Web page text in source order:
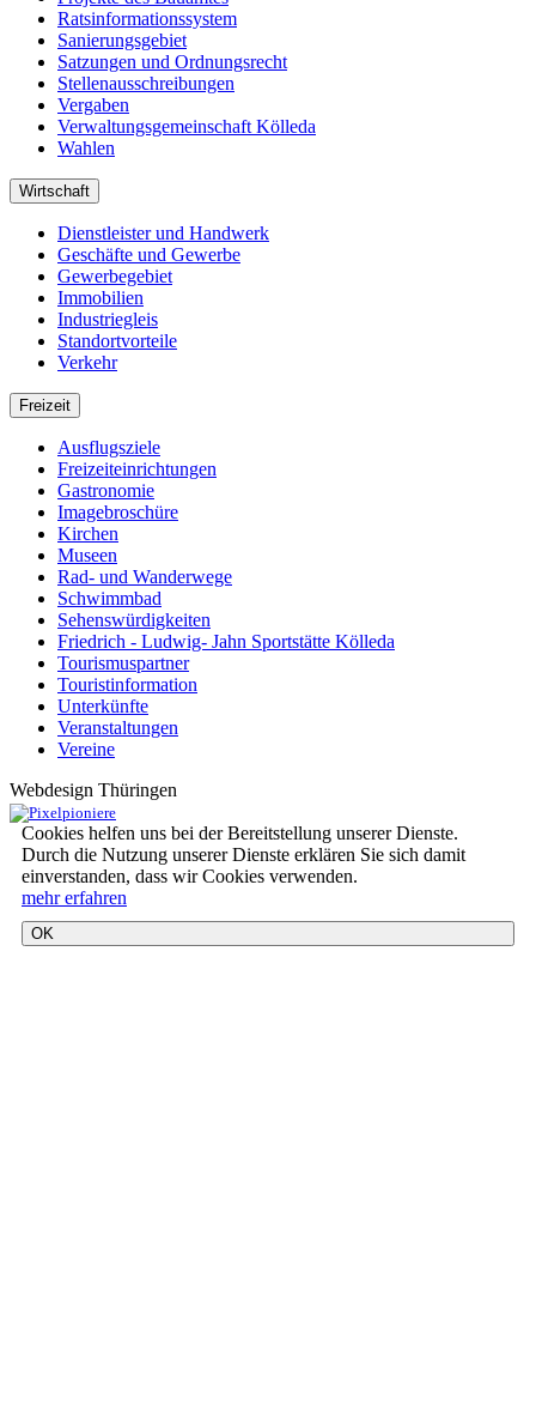
Ratsinformationssystem
Sanierungsgebiet
Satzungen und Ordnungsrecht
Stellenausschreibungen
Vergaben
Verwaltungsgemeinschaft Kölleda
Wahlen
Wirtschaft
Dienstleister und Handwerk
Geschäfte und Gewerbe
Gewerbegebiet
Immobilien
Industriegleis
Standortvorteile
Verkehr
Freizeit
Ausflugsziele
Freizeiteinrichtungen
Gastronomie
Imagebroschüre
Kirchen
Museen
Rad- und Wanderwege
Schwimmbad
Sehenswürdigkeiten
Friedrich - Ludwig- Jahn Sportstätte Kölleda
Tourismuspartner
Touristinformation
Unterkünfte
Veranstaltungen
Vereine
Webdesign Thüringen
Cookies helfen uns bei der Bereitstellung unserer Dienste.
Durch die Nutzung unserer Dienste erklären Sie sich damit
einverstanden, dass wir Cookies verwenden.
mehr erfahren
OK